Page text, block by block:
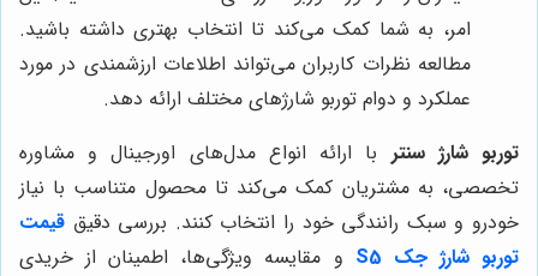
امر، به شما کمک می‌کند تا انتخاب بهتری داشته باشید.
مطالعه نظرات کاربران می‌تواند اطلاعات ارزشمندی در مورد
عملکرد و دوام توربو شارژهای مختلف ارائه دهد.
توربو شارژ سنتر با ارائه انواع مدل‌های اورجینال و مشاوره
تخصصی، به مشتریان کمک می‌کند تا محصول متناسب با نیاز
خودرو و سبک رانندگی خود را انتخاب کنند. بررسی دقیق قیمت
توربو شارژ جک S5
و مقایسه ویژگی‌ها، اطمینان از خریدی